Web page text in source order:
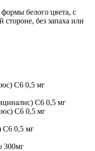
белого цвета, с
без запаха или
С6 0,5 мг
С6 0,5 мг
С6 0,5 мг
С6 0,5 мг
300мг